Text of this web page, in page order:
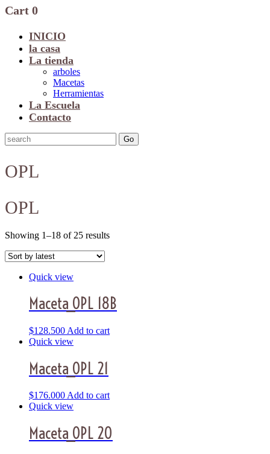
Cart 0
INICIO
la casa
La tienda
arboles
Macetas
Herramientas
La Escuela
Contacto
OPL
OPL
Showing 1–18 of 25 results
Quick view
Maceta_OPL 18B
$128.500 Add to cart
Quick view
Maceta_OPL 21
$176.000 Add to cart
Quick view
Maceta_OPL 20